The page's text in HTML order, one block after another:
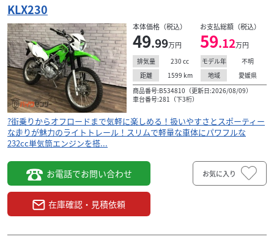
KLX230
本体価格（税込）
49.99万円
お支払総額（税込）
59.12万円
排気量 230 cc モデル年
不明
距離
1599 km 地域
愛媛県
商品番号:B534810（更新日:2026/08/09）
車台番号:281（下3桁）
?街乗りからオフロードまで気軽に楽しめる！扱いやすさとスポーティー
な走りが魅力のライトトレール！スリムで軽量な車体にパワフルな
232cc単気筒エンジンを搭...
お電話でお問い合わせ
在庫確認・見積依頼
お気に入り